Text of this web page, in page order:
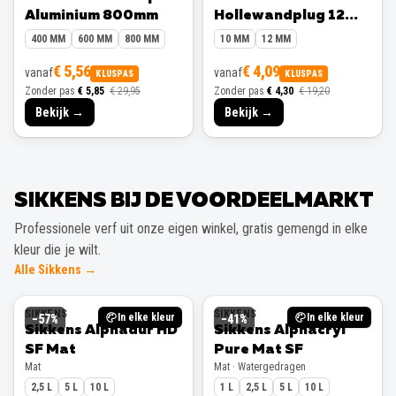
Aluminium 800mm
400 MM 600 MM 800 MM
vanaf€ 5,56 KLUSPAS
Zonder pas € 5,85 € 29,95
Bekijk →
Hollewandplug 12
mm 10 stuks
10 MM 12 MM
vanaf€ 4,09 KLUSPAS
Zonder pas € 4,30 € 19,20
Bekijk →
SIKKENS BIJ DE VOORDEELMARKT
Professionele verf uit onze eigen winkel, gratis gemengd in elke
kleur die je wilt.
Alle Sikkens →
−57% In elke kleur
SIKKENS
Sikkens Alphadur HD
SF Mat
Mat
2,5 L
5 L 10 L
−41% In elke kleur
SIKKENS
Sikkens Alphacryl
Pure Mat SF
Mat · Watergedragen
1 L
2,5 L 5 L 10 L